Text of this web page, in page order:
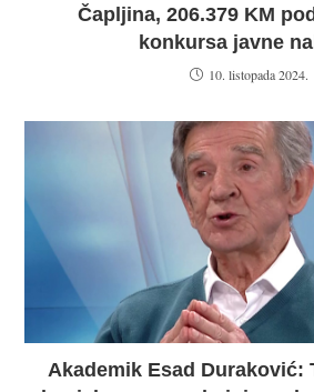
Čapljina, 206.379 KM
konkursa javne
10. listopada 2024.
Akademik Esad Duraković: